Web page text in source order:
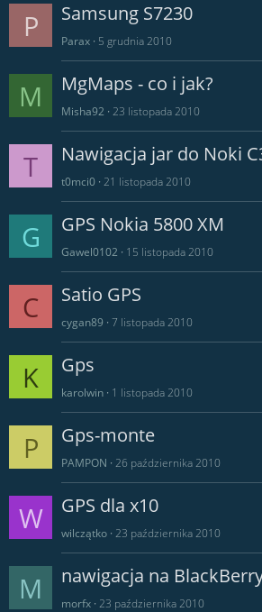
P
Samsung S7230
Parax 5 grudnia 2010
M
MgMaps - co i jak?
Misha92 23 listopada 2010
T
Nawigacja jar do Noki
t0mci0 21 listopada 2010
G GPS Nokia 5800 XM
Gawel0102 15 listopada 2010
C
Satio GPS
cygan89 7 listopada 2010
K Gps
karolwin 1 listopada 2010
P
Gps-monte
PAMPON 26 października 2010
W
GPS dla x10
wilczątko 23 października 2010
M
nawigacja na
morfx 23 października 2010